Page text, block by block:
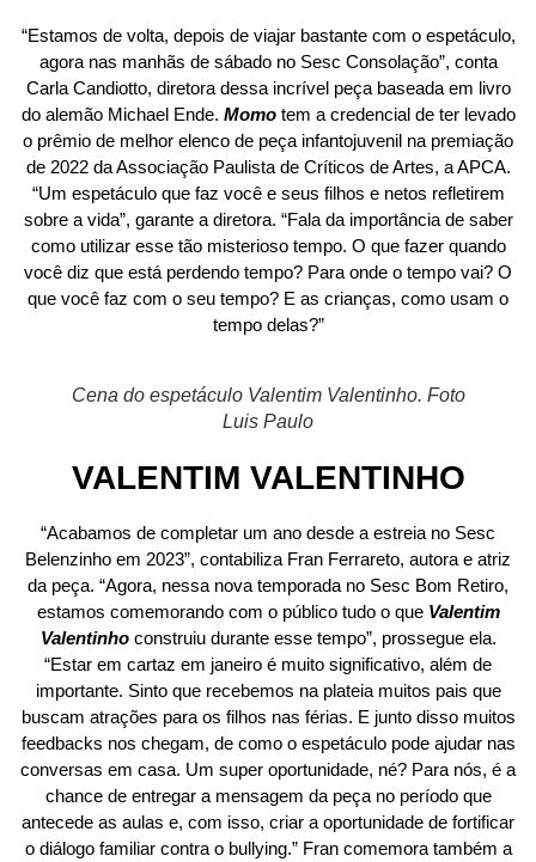
“Estamos de volta, depois de viajar bastante com o espetáculo,
agora nas manhãs de sábado no Sesc Consolação”, conta
Carla Candiotto, diretora dessa incrível peça baseada em livro
do alemão Michael Ende. Momo tem a credencial de ter levado
o prêmio de melhor elenco de peça infantojuvenil na premiação
de 2022 da Associação Paulista de Críticos de Artes, a APCA.
“Um espetáculo que faz você e seus filhos e netos refletirem
sobre a vida”, garante a diretora. “Fala da importância de saber
como utilizar esse tão misterioso tempo. O que fazer quando
você diz que está perdendo tempo? Para onde o tempo vai? O
que você faz com o seu tempo? E as crianças, como usam o
tempo delas?”
Cena do espetáculo Valentim Valentinho. Foto
Luis Paulo
VALENTIM VALENTINHO
“Acabamos de completar um ano desde a estreia no Sesc
Belenzinho em 2023”, contabiliza Fran Ferrareto, autora e atriz
da peça. “Agora, nessa nova temporada no Sesc Bom Retiro,
estamos comemorando com o público tudo o que Valentim
Valentinho construiu durante esse tempo”, prossegue ela.
“Estar em cartaz em janeiro é muito significativo, além de
importante. Sinto que recebemos na plateia muitos pais que
buscam atrações para os filhos nas férias. E junto disso muitos
feedbacks nos chegam, de como o espetáculo pode ajudar nas
conversas em casa. Um super oportunidade, né? Para nós, é a
chance de entregar a mensagem da peça no período que
antecede as aulas e, com isso, criar a oportunidade de fortificar
o diálogo familiar contra o bullying.” Fran comemora também a